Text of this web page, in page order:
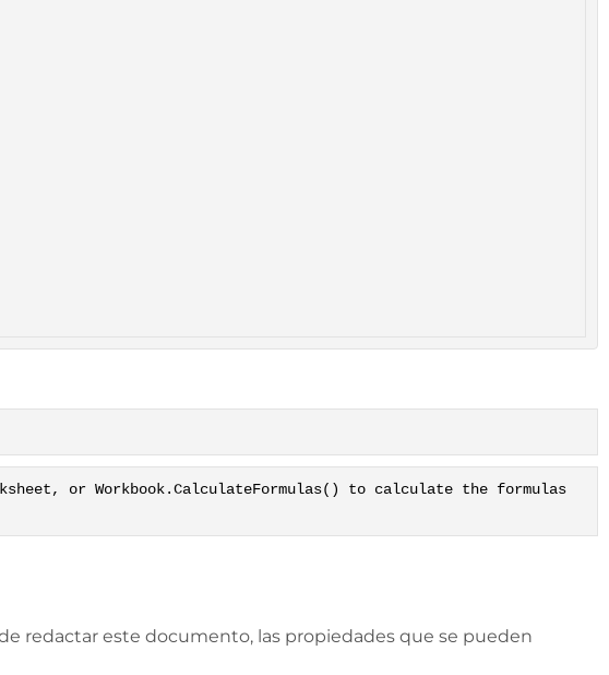
or Workbook.CalculateFormulas() to calculate the formulas
redactar este documento, las propiedades que se pueden